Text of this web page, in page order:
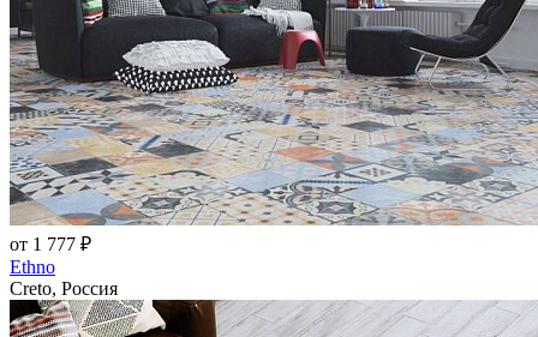
от 1 777 ₽
Ethno
Creto, Россия